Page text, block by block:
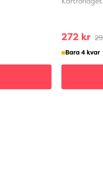
272 kr
Bara 4 kvar